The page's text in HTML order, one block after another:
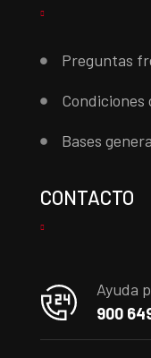
Preguntas
Bases
CONTACTO
Ayuda
900